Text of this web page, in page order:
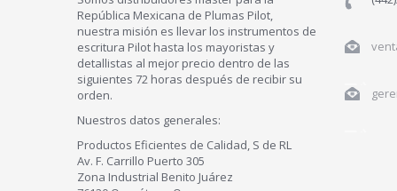
República Mexicana de Plumas Pilot,
nuestra misión es llevar los instrumentos de
escritura Pilot hasta los mayoristas y
detallistas al mejor precio dentro de las
siguientes 72 horas después de recibir su
orden.
Nuestros datos generales:
Productos Eficientes de Calidad, S de RL
Av. F. Carrillo Puerto 305
Zona Industrial Benito Juárez